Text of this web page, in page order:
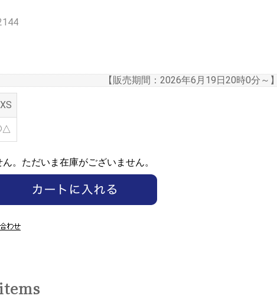
【販売期間： 2026年6月19日20時0分 ～】
△
。ただいま在庫がございません。